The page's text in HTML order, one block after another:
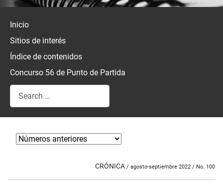
Inicio
Sitios de interés
Índice de contenidos
Concurso 56 de Punto de Partida
Search
CRÓNICA / agosto-septiembre 2022 / No. 100